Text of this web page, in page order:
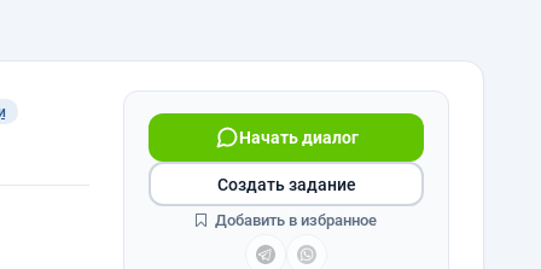
Начать диалог
Создать задание
Добавить в избранное